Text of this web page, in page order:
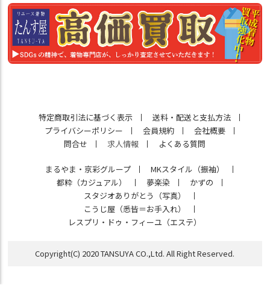
特定商取引法に基づく表示
送料・配送と支払方法
プライバシーポリシー
会員規約
会社概要
問合せ
求人情報 よくある質問
まるやま・京彩グループ
MKスタイル（振袖）
都粋（カジュアル）
夢楽染
かずの
スタジオありがとう（写真）
こうじ屋（悉皆＝お手入れ）
レスプリ・ドゥ・フィーユ（エステ）
Copyright(C) 2020 TANSUYA CO.,Ltd. All Right Reserved.